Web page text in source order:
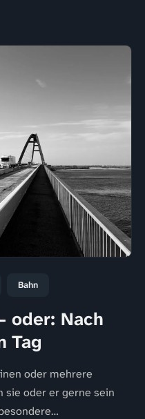
Bahn
oder: Nach
Tag
oder mehrere
sie oder er gerne sein